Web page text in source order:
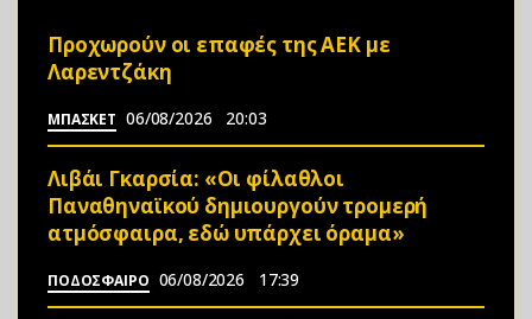
Προχωρούν οι επαφές της ΑΕΚ με
Λαρεντζάκη
ΜΠΑΣΚΕΤ 06/08/2026 20:03
Λιβάι Γκαρσία: «Οι φίλαθλοι
Παναθηναϊκού δημιουργούν τρομερή
ατμόσφαιρα, εδώ υπάρχει όραμα»
ΠΟΔΟΣΦΑΙΡΟ 06/08/2026 17:39